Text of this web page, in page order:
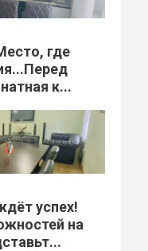
где
к...
успех!
на